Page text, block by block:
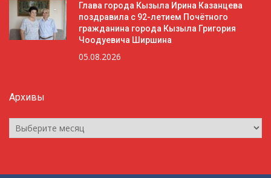
Глава города Кызыла Ирина Казанцева
поздравила с 92-летием Почётного
гражданина города Кызыла Григория
Чоодуевича Ширшина
05.08.2026
Архивы
Архивы